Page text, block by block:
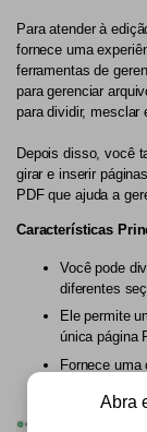
Para atender à
fornece uma
ferramentas de
para gerenciar
para dividir, mesclar
Depois disso, você
girar e inserir
PDF que ajuda a
Características
Você pode
diferentes
Ele permite
única página
Fornece uma
Abra